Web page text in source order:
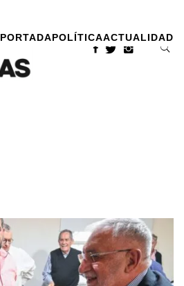
PORTADAPOLÍTICAACTUALIDAD